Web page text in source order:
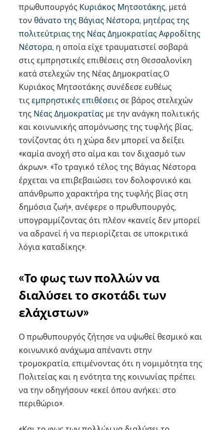
πρωθυπουργός Κυριάκος Μητσοτάκης, μετά
τον θάνατο της Βάγιας Νέστορα, μητέρας της
πολιτεύτριας της Νέας Δημοκρατίας Αφροδίτης
Νέστορα, η οποία είχε τραυματιστεί σοβαρά
στις εμπρηστικές επιθέσεις στη Θεσσαλονίκη
κατά στελεχών της Νέας Δημοκρατίας.Ο
Κυριάκος Μητσοτάκης συνέδεσε ευθέως
τιςεμπρηστικές επιθέσεις σε βάρος στελεχών
της Νέας Δημοκρατίας με την ανάγκη πολιτικής
και κοινωνικής απομόνωσης της τυφλής βίας,
τονίζοντας ότι η χώρα δεν μπορεί να δείξει
«καμία ανοχή στο αίμα και τον διχασμό των
άκρων». «Το τραγικό τέλος της Βάγιας Νέστορα
έρχεται να επιβεβαιώσει τον δολοφονικό και
απάνθρωπο χαρακτήρα της τυφλής βίας στη
δημόσια ζωή», ανέφερε ο πρωθυπουργός,
υπογραμμίζοντας ότι πλέον «κανείς δεν μπορεί
να αδρανεί ή να περιορίζεται σε υποκριτικά
λόγια καταδίκης».
«Το φως των πολλών να
διαλύσει το σκοτάδι των
ελάχιστων»
Ο πρωθυπουργός ζήτησε να υψωθεί θεσμικό και
κοινωνικό ανάχωμα απέναντι στην
τρομοκρατία, επιμένοντας ότι η νομιμότητα της
Πολιτείας και η ενότητα της κοινωνίας πρέπει
να την οδηγήσουν «εκεί όπου ανήκει: στο
περιθώριο».